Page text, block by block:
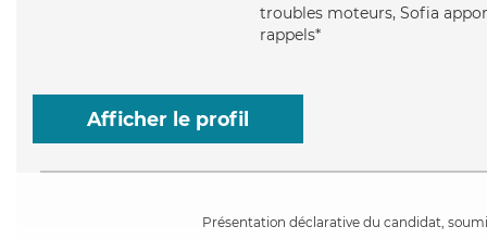
troubles moteurs, Sofia
rappels*
Afficher le profil
Présentation déclarative du candidat,